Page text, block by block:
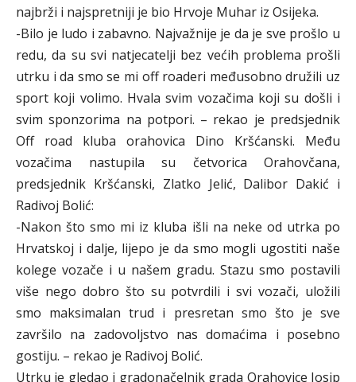
najbrži i najspretniji je bio Hrvoje Muhar iz Osijeka.
-Bilo je ludo i zabavno. Najvažnije je da je sve prošlo u
redu, da su svi natjecatelji bez većih problema prošli
utrku i da smo se mi off roaderi međusobno družili uz
sport koji volimo. Hvala svim vozačima koji su došli i
svim sponzorima na potpori. – rekao je predsjednik
Off road kluba orahovica Dino Kršćanski. Među
vozačima nastupila su četvorica Orahovčana,
predsjednik Kršćanski, Zlatko Jelić, Dalibor Dakić i
Radivoj Bolić:
-Nakon što smo mi iz kluba išli na neke od utrka po
Hrvatskoj i dalje, lijepo je da smo mogli ugostiti naše
kolege vozače i u našem gradu. Stazu smo postavili
više nego dobro što su potvrdili i svi vozači, uložili
smo maksimalan trud i presretan smo što je sve
završilo na zadovoljstvo nas domaćima i posebno
gostiju. – rekao je Radivoj Bolić.
Utrku je gledao i gradonačelnik grada Orahovice Josip